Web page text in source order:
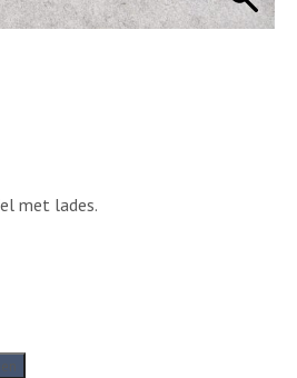
met lades.